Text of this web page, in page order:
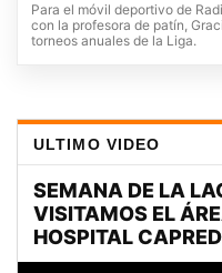
Para el móvil deportivo de
con la profesora de patín,
torneos anuales de la Liga.
ULTIMO VIDEO